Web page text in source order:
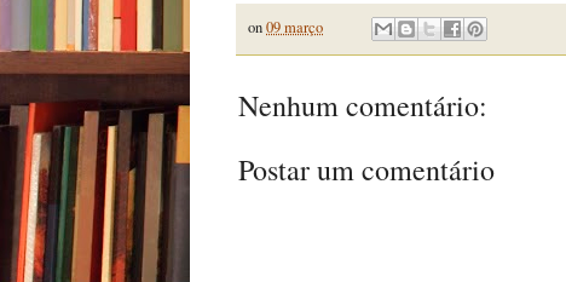
on09 março
Nenhum comentário:
Postar um comentário